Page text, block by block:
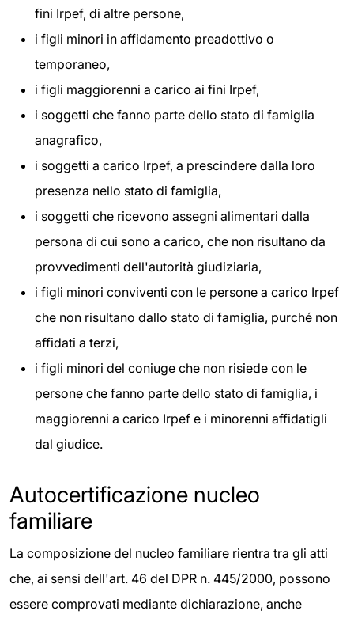
fini Irpef, di altre persone,
i figli minori in affidamento preadottivo o
temporaneo,
i figli maggiorenni a carico ai fini Irpef,
i soggetti che fanno parte dello stato di famiglia
anagrafico,
i soggetti a carico Irpef, a prescindere dalla loro
presenza nello stato di famiglia,
i soggetti che ricevono assegni alimentari dalla
persona di cui sono a carico, che non risultano da
provvedimenti dell'autorità giudiziaria,
i figli minori conviventi con le persone a carico Irpef
che non risultano dallo stato di famiglia, purché non
affidati a terzi,
i figli minori del coniuge che non risiede con le
persone che fanno parte dello stato di famiglia, i
maggiorenni a carico Irpef e i minorenni affidatigli
dal giudice.
Autocertificazione nucleo
familiare
La composizione del nucleo familiare rientra tra gli atti
che, ai sensi dell'art. 46 del DPR n. 445/2000, possono
essere comprovati mediante dichiarazione, anche